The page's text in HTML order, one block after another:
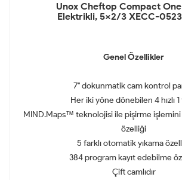
Unox Cheftop Compact One
Elektrikli, 5x2/3 XECC-
Genel Özellikler
7" dokunmatik cam kontrol
Her iki yöne dönebilen 4 hızlı 1
MIND.Maps™ teknolojisi ile pişirme
özelliği
5 farklı otomatik yıkama
384 program kayıt edebilme
Çift camlıdır